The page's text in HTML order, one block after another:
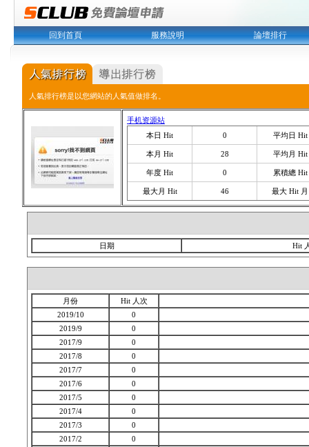
回到首頁 服務說明 論壇排行
人氣排行榜是以您網站的人氣值做排名。
手机资源站
本日 Hit
0 平均日 Hit
本月 Hit 28 平均月 Hit
年度 Hit 0 累積總 Hit
最大月 Hit 46 最大 Hit 月
日期 Hit
月份
Hit 人次
2019/10
0
2019/9
0
2017/9
0
2017/8
0
2017/7
0
2017/6
0
2017/5
0
2017/4
0
2017/3
0
2017/2
0